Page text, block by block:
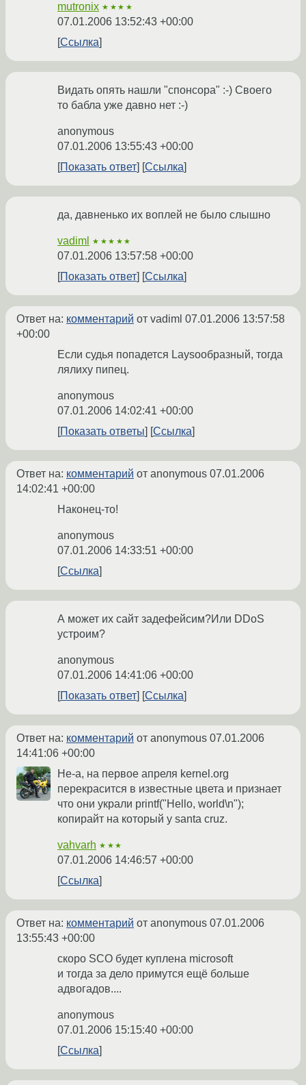
mutronix ★★★★
07.01.2006 13:52:43 +00:00
Ссылка
Видать опять нашли "спонсора" :-) Своего
то бабла уже давно нет :-)
anonymous
07.01.2006 13:55:43 +00:00
Показать ответ
Ссылка
да, давненько их воплей не было слышно
vadiml ★★★★★
07.01.2006 13:57:58 +00:00
Показать ответ
Ссылка
Ответ на: комментарий от vadiml 07.01.2006 13:57:58
+00:00
Если судья попадется Laysообразный, тогда
лялиху пипец.
anonymous
07.01.2006 14:02:41 +00:00
Показать ответы
Ссылка
Ответ на: комментарий от anonymous 07.01.2006
14:02:41 +00:00
Наконец-то!
anonymous
07.01.2006 14:33:51 +00:00
Ссылка
А может их сайт задефейсим?Или DDoS
устроим?
anonymous
07.01.2006 14:41:06 +00:00
Показать ответ
Ссылка
Ответ на: комментарий от anonymous 07.01.2006
14:41:06 +00:00
Не-а, на первое апреля kernel.org
перекрасится в известные цвета и признает
что они украли printf("Hello, world\n");
копирайт на который у santa cruz.
vahvarh ★★★
07.01.2006 14:46:57 +00:00
Ссылка
Ответ на: комментарий от anonymous 07.01.2006
13:55:43 +00:00
скоро SCO будет куплена microsoft
и тогда за дело примутся ещё больше
адвогадов....
anonymous
07.01.2006 15:15:40 +00:00
Ссылка